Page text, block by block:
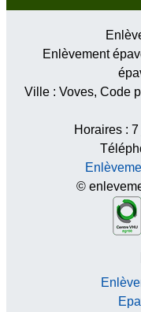
Enlèvement
Ville : Voves, Code
Horaires : 7
©